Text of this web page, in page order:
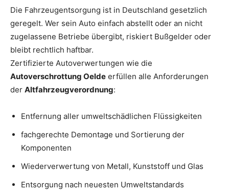
Die Fahrzeugentsorgung ist in Deutschland gesetzlich
geregelt. Wer sein Auto einfach abstellt oder an nicht
zugelassene Betriebe übergibt, riskiert Bußgelder oder
bleibt rechtlich haftbar.
Zertifizierte Autoverwertungen wie die
Autoverschrottung Oelde erfüllen alle Anforderungen
der Altfahrzeugverordnung:
Entfernung aller umweltschädlichen Flüssigkeiten
fachgerechte Demontage und Sortierung der
Komponenten
Wiederverwertung von Metall, Kunststoff und Glas
Entsorgung nach neuesten Umweltstandards